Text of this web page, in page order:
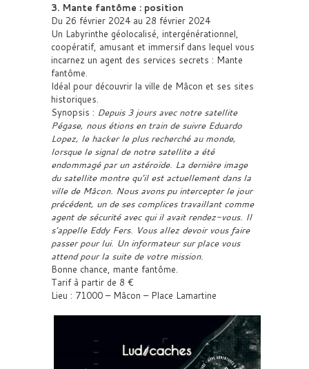
3. Mante fantôme : position
Du 26 février 2024 au 28 février 2024
Un Labyrinthe géolocalisé, intergénérationnel,
coopératif, amusant et immersif dans lequel vous
incarnez un agent des services secrets : Mante
fantôme.
Idéal pour découvrir la ville de Mâcon et ses sites
historiques.
Synopsis : Depuis 3 jours avec notre satellite
Pégase, nous étions en train de suivre Eduardo
Lopez, le hacker le plus recherché au monde,
lorsque le signal de notre satellite a été
endommagé par un astéroïde. La dernière image
du satellite montre qu’il est actuellement dans la
ville de Mâcon. Nous avons pu intercepter le jour
précédent, un de ses complices travaillant comme
agent de sécurité avec qui il avait rendez-vous. Il
s’appelle Eddy Fers. Vous allez devoir vous faire
passer pour lui. Un informateur sur place vous
attend pour la suite de votre mission.
Bonne chance, mante fantôme.
Tarif à partir de 8 €
Lieu : 71000 – Mâcon – Place Lamartine